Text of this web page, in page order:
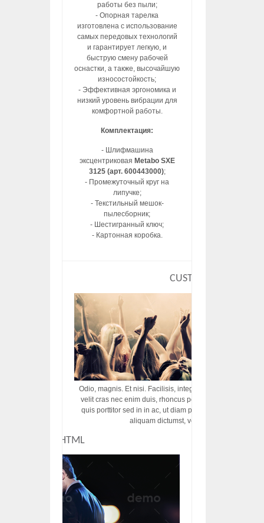
работы без пыли;
- Опорная тарелка
изготовлена с использование
самых передовых технологий
и гарантирует легкую, и
быструю смену рабочей
оснастки, а также, высочайшую
износостойкость;
- Эффективная эргономика и
низкий уровень вибрации для
комфортной работы.
Комплектация:
- Шлифмашина
эксцентриковая Metabo SXE
3125 (арт. 600443000);
- Промежуточный круг на
липучке;
- Текстильный мешок-
пылесборник;
- Шестигранный ключ;
- Картонная коробка.
CUSTOM HTML
Odio, magnis. Et nisi. Facilisis, integer! Risus augue! Non
velit cras nec enim duis, rhoncus porttitor ac vut rhoncus
quis porttitor sed in in ac, ut diam porttitor odio nunc
aliquam dictumst, vel amet tincidunt
CUSTOM HTML